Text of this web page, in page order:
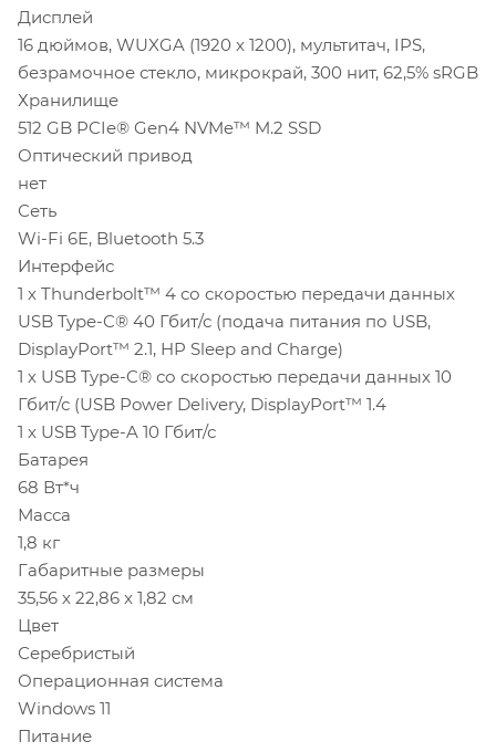
Дисплей
16 дюймов, WUXGA (1920 x 1200), мультитач, IPS,
безрамочное стекло, микрокрай, 300 нит, 62,5% sRGB
Хранилище
512 GB PCIe® Gen4 NVMe™ M.2 SSD
Оптический привод
нет
Сеть
Wi-Fi 6E, Bluetooth 5.3
Интерфейс
1 х Thunderbolt™ 4 со скоростью передачи данных
USB Type-C® 40 Гбит/с (подача питания по USB,
DisplayPort™ 2.1, HP Sleep and Charge)
1 х USB Type-C® со скоростью передачи данных 10
Гбит/с (USB Power Delivery, DisplayPort™ 1.4
1 x USB Type-A 10 Гбит/с
Батарея
68 Вт*ч
Масса
1,8 кг
Габаритные размеры
35,56 x 22,86 x 1,82 см
Цвет
Серебристый
Операционная система
Windows 11
Питание